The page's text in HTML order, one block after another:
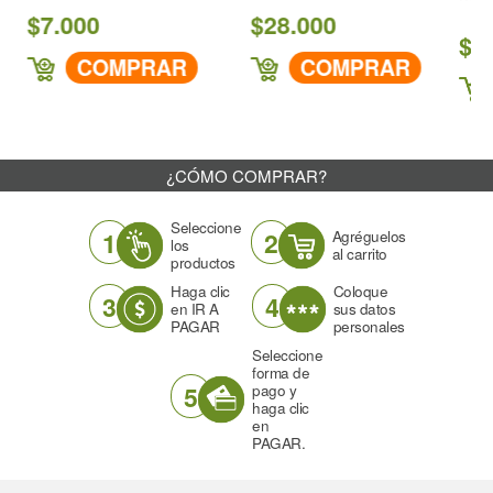
COMPRAR
$28.000
COMPRAR
$22.000
¿CÓMO COMPRAR?
1
Seleccione
los
productos
2
Agréguelos
al carrito
3
Haga clic
en IR A
PAGAR
4
Coloque
sus datos
personales
5
Seleccione
forma de
pago y
haga clic
en
PAGAR.